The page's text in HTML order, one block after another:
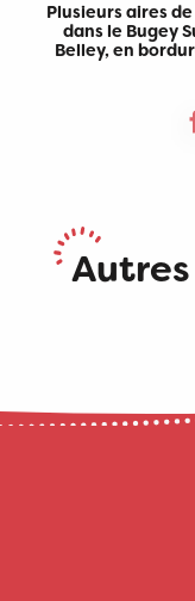
Plusieurs aires
dans le Bugey
Belley, en
Aire Camping-car
Aire de service
Aire de
Les
Les hôtels
Les
Les gîtes
Les
de la
Les
Où dormir
Retord ?
Les